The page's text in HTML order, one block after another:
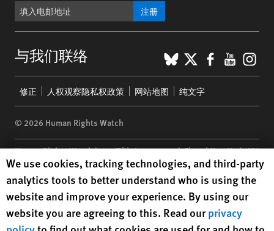
注册
与我们联络 BlueSky
X
menu
修正 人权观察隐私权政策 网站地图 纯文字
© 2026 Human Rights Watch
Human Rights Watch| 350 Fifth Avenue, 34th Floor | New York,NY
10118-3299USA|t 1.212.290.4700
Human Rights Watchis a 501(C)(3) nonprofit registered in the US
under EIN: 13-2875808
Human Rights Watch cookie preferences
We use cookies, tracking technologies, and third-party
analytics tools to better understand who is using the
website and improve your experience. By using our
website you are agreeing to this. Read ourprivacy